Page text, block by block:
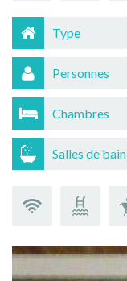
Type
Personnes
Chambres
Salles de bain